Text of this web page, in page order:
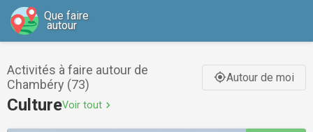
Que faire
autour
Activités à faire autour de
Chambéry (73)
gps_fixedAutour de moi
CultureVoir tout chevron_right